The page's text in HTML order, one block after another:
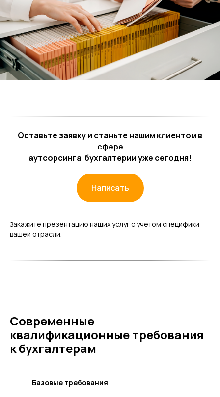
Оставьте заявку и станьте нашим клиентом в
сфере
аутсорсинга бухгалтерии уже сегодня!
Написать
Закажите презентацию наших услуг с учетом специфики
вашей отрасли.
Современные
квалификационные требования
к бухгалтерам
Базовые требования